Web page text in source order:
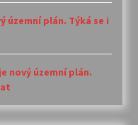
územní plán. Týká se i
nový územní plán.